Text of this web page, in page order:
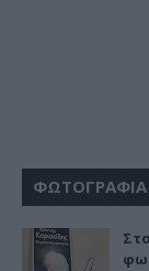
ΦΩΤΟΓΡΑΦΙΑ